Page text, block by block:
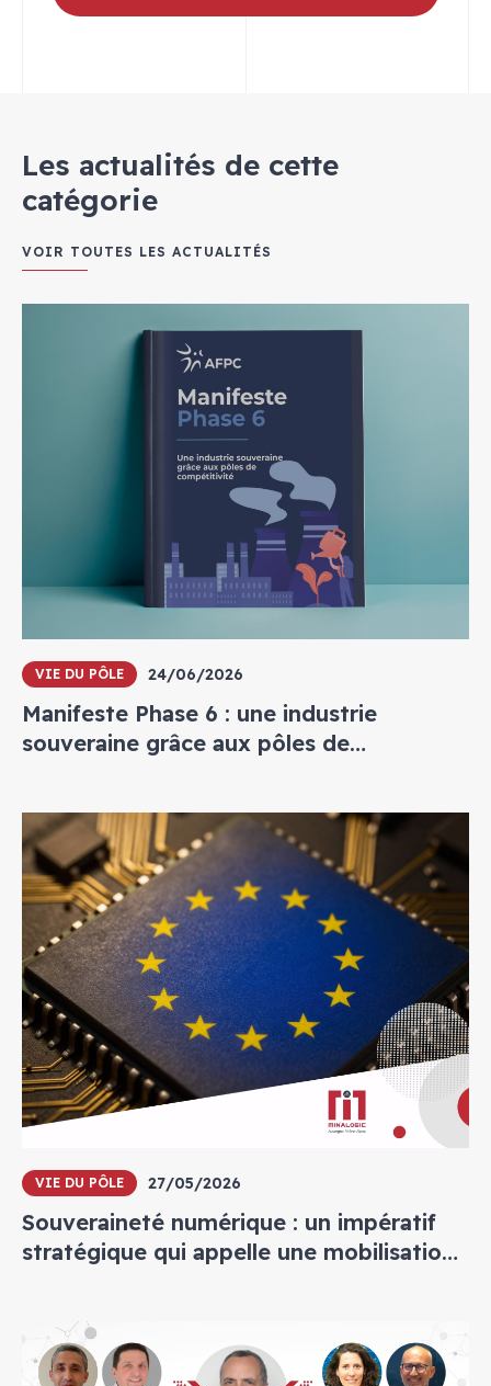
Les actualités de cette
catégorie
VOIR TOUTES LES ACTUALITÉS
VIE DU PÔLE 24/06/2026
Manifeste Phase 6 : une industrie
souveraine grâce aux pôles de
VIE DU PÔLE 27/05/2026
Souveraineté numérique : un impératif
stratégique qui appelle une mobilisation